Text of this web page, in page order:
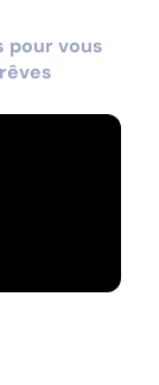
pour vous